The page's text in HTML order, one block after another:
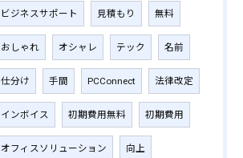
ビジネスサポート 見積もり 無料
おしゃれ オシャレ テック 名前
仕分け 手間 PCConnect 法律改定
インボイス 初期費用無料 初期費用
オフィスソリューション 向上